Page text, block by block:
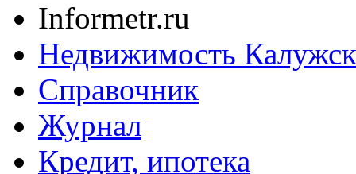
Informetr.ru
Недвижимость
Справочник
Журнал
Кредит, ипотека